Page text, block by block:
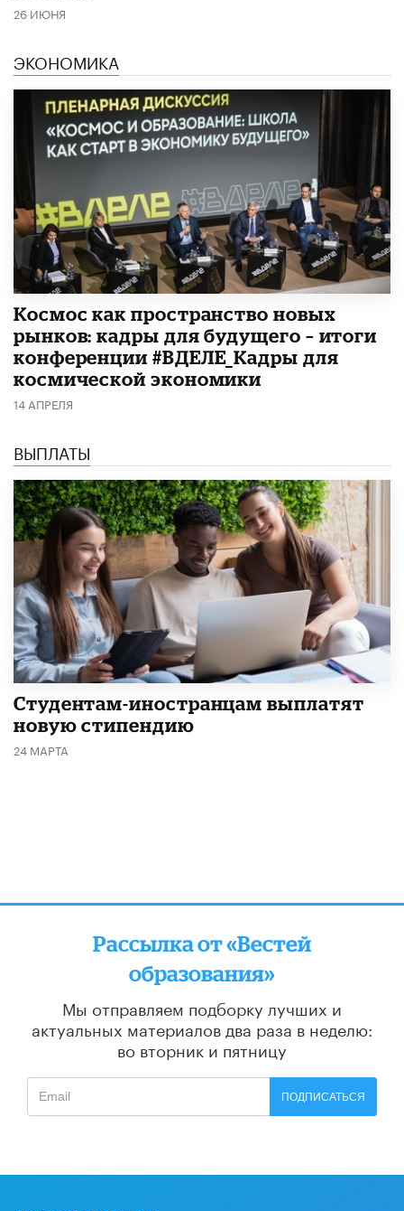
26 ИЮНЯ
ЭКОНОМИКА
Космос как пространство новых
рынков: кадры для будущего – итоги
конференции #ВДЕЛЕ_Кадры для
космической экономики
14 АПРЕЛЯ
ВЫПЛАТЫ
Студентам-иностранцам выплатят
новую стипендию
24 МАРТА
Рассылка от «Вестей
образования»
Мы отправляем подборку лучших и
актуальных материалов два раза в неделю:
во вторник и пятницу
ПОДПИСАТЬСЯ